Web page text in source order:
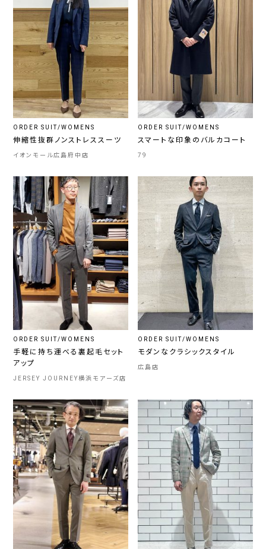
ORDER SUIT/WOMENS
伸縮性抜群ノンストレススーツ
イオンモール広島府中店
ORDER SUIT/WOMENS
スマートな印象のバルカコート
79
ORDER SUIT/WOMENS
手軽に持ち運べる裏起毛セット
アップ
JERSEY JOURNEY横浜モアーズ店
ORDER SUIT/WOMENS
モダンなクラシックスタイル
広島店